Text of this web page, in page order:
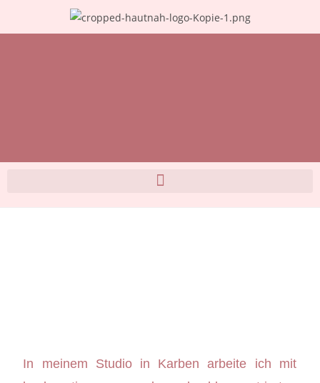
In meinem Studio in Karben arbeite ich mit